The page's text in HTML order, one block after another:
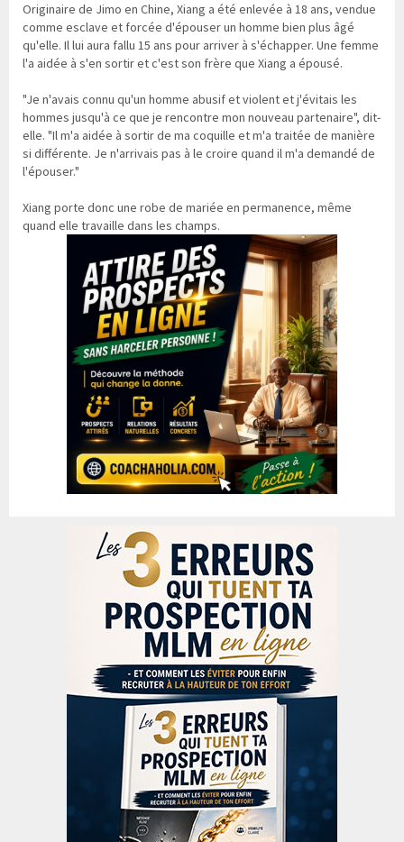
Originaire de Jimo en Chine, Xiang a été enlevée à 18 ans, vendue
comme esclave et forcée d'épouser un homme bien plus âgé
qu'elle. Il lui aura fallu 15 ans pour arriver à s'échapper. Une femme
l'a aidée à s'en sortir et c'est son frère que Xiang a épousé.
"Je n'avais connu qu'un homme abusif et violent et j'évitais les
hommes jusqu'à ce que je rencontre mon nouveau partenaire", dit-
elle. "Il m'a aidée à sortir de ma coquille et m'a traitée de manière
si différente. Je n'arrivais pas à le croire quand il m'a demandé de
l'épouser."
Xiang porte donc une robe de mariée en permanence, même
quand elle travaille dans les champs.